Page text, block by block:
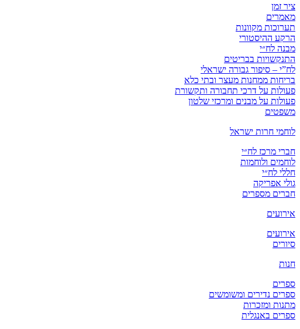
ציר זמן
מאמרים
תערוכות מקוונות
הרקע ההיסטורי
מבנה לח״י
התנקשויות בבריטים
לח”י – סיפור גבורה ישראלי
בריחות ממחנות מעצר ובתי כלא
פעולות על דרכי תחבורה ותקשורת
פעולות על מבנים ומרכזי שלטון
משפטים
לוחמי חרות ישראל
חברי מרכז לח״י
לוחמים ולוחמות
חללי לח״י
גולי אפריקה
חברים מספרים
אירועים
אירועים
סיורים
חנות
ספרים
ספרים נדירים ומשומשים
מתנות ומזכרות
ספרים באנגלית